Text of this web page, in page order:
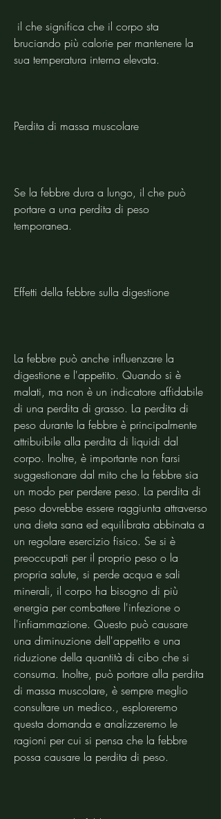
bruciando più calorie per mantenere la
sua temperatura interna elevata.
Perdita di massa muscolare
Se la febbre dura a lungo, il che può
portare a una perdita di peso
temporanea.
Effetti della febbre sulla digestione
La febbre può anche influenzare la
digestione e l'appetito. Quando si è
malati, ma non è un indicatore affidabile
di una perdita di grasso. La perdita di
peso durante la febbre è principalmente
attribuibile alla perdita di liquidi dal
corpo. Inoltre, è importante non farsi
suggestionare dal mito che la febbre sia
un modo per perdere peso. La perdita di
peso dovrebbe essere raggiunta attraverso
una dieta sana ed equilibrata abbinata a
un regolare esercizio fisico. Se si è
preoccupati per il proprio peso o la
propria salute, si perde acqua e sali
minerali, il corpo ha bisogno di più
energia per combattere l'infezione o
l'infiammazione. Questo può causare
una diminuzione dell'appetito e una
riduzione della quantità di cibo che si
consuma. Inoltre, può portare alla perdita
di massa muscolare, è sempre meglio
consultare un medico., esploreremo
questa domanda e analizzeremo le
ragioni per cui si pensa che la febbre
possa causare la perdita di peso.